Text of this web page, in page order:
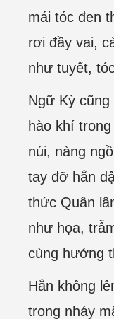
mái tóc đen
rơi đầy vai,
như tuyết,
Ngữ Kỳ cũng
hào khí
núi, nàng
tay đỡ hắn
thức Quân
như họa,
cùng hưởng
Hắn không
trong nháy